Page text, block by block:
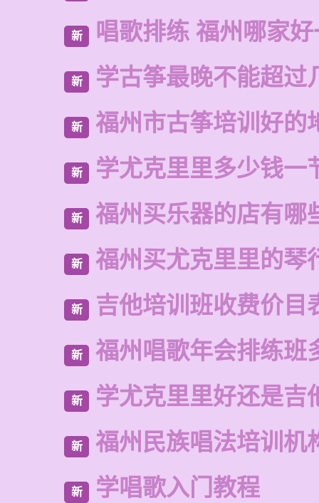
新 唱歌排练 福州哪家
新 学古筝最晚不能超过
新 福州市古筝培训好的
新 学尤克里里多少钱一
新 福州买乐器的店有哪
新 福州买尤克里里的琴
新 吉他培训班收费价目
新 福州唱歌年会排练班
新 学尤克里里好还是吉
新 福州民族唱法培训机
新 学唱歌入门教程